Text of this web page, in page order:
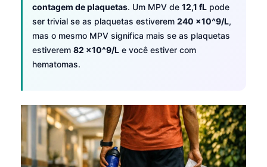
contagem de plaquetas. Um MPV de 12,1 fL pode
ser trivial se as plaquetas estiverem 240 ×10^9/L,
mas o mesmo MPV significa mais se as plaquetas
estiverem 82 ×10^9/L e você estiver com
hematomas.